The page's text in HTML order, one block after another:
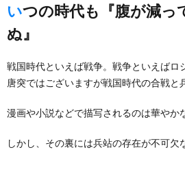
いつの時代も『腹が減っては戦ができ
ぬ』
戦国時代といえば戦争。戦争といえばロ
唐突ではございますが戦国時代の合戦と
漫画や小説などで描写されるのは華やか
しかし、その裏には兵站の存在が不可欠